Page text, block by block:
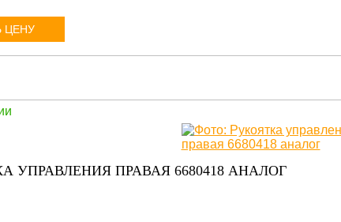
ЦЕНУ
УПРАВЛЕНИЯ ПРАВАЯ 6680418 АНАЛОГ